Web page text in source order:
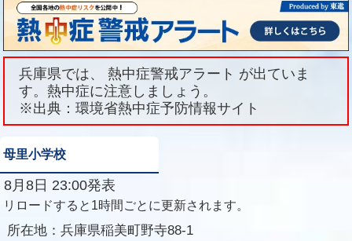
兵庫県では、 熱中症警戒アラート が出ていま
す。熱中症に注意しましょう。
※出典：環境省熱中症予防情報サイト
母里小学校
8月8日 23:00発表
リロードすると1時間ごとに更新されます。
所在地： 兵庫県稲美町野寺88-1